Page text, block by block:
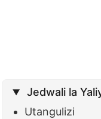
Jedwali la
Utangulizi